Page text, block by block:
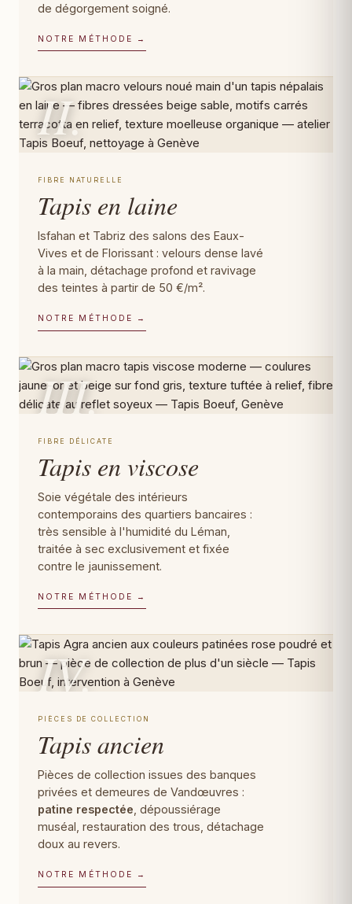
de dégorgement soigné.
NOTRE MÉTHODE →
II.
FIBRE NATURELLE
Tapis en laine
Isfahan et Tabriz des salons des Eaux-
Vives et de Florissant : velours dense lavé
à la main, détachage profond et ravivage
des teintes à partir de 50 €/m².
NOTRE MÉTHODE →
III.
FIBRE DÉLICATE
Tapis en viscose
Soie végétale des intérieurs
contemporains des quartiers bancaires :
très sensible à l'humidité du Léman,
traitée à sec exclusivement et fixée
contre le jaunissement.
NOTRE MÉTHODE →
IV.
PIÈCES DE COLLECTION
Tapis ancien
Pièces de collection issues des banques
privées et demeures de Vandœuvres :
patine respectée , dépoussiérage
muséal, restauration des trous, détachage
doux au revers.
NOTRE MÉTHODE →